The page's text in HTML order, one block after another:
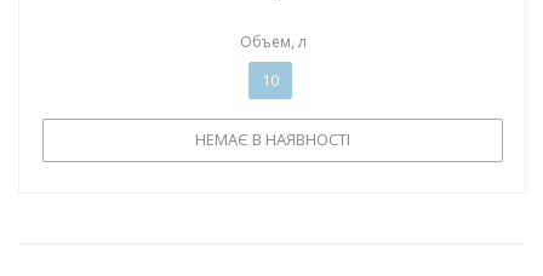
Объем, л
10
НЕМАЄ В НАЯВНОСТІ